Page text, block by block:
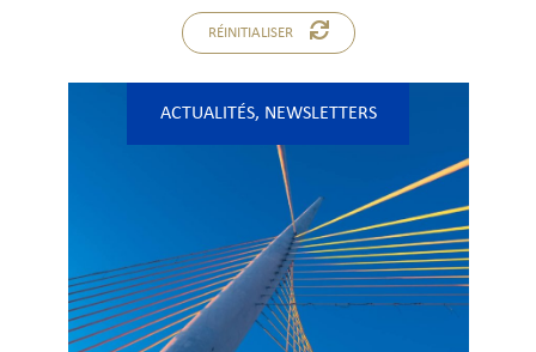
RÉINITIALISER
ACTUALITÉS, NEWSLETTERS